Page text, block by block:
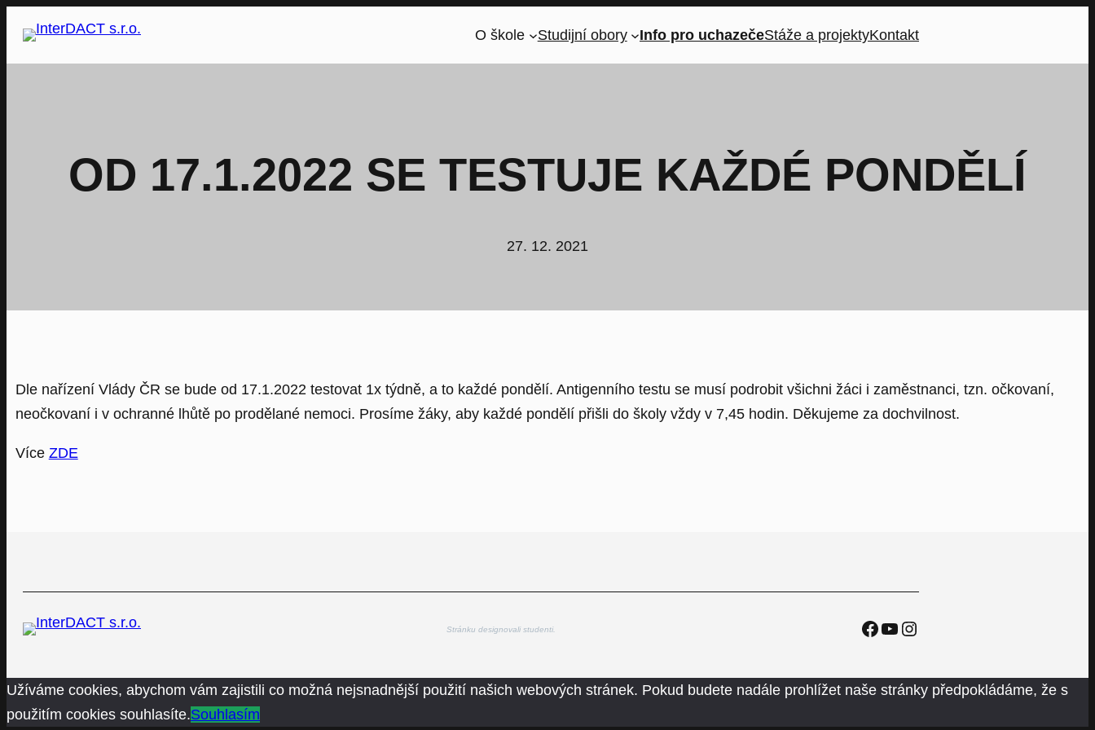
obsah
O škole Studijní obory Info pro uchazečeStáže a projektyKontakt
OD 17.1.2022 SE TESTUJE KAŽDÉ PONDĚLÍ
27. 12. 2021
Dle nařízení Vlády ČR se bude od 17.1.2022 testovat 1x týdně, a to každé pondělí. Antigenního testu se musí podrobit všichni žáci i zaměstnanci, tzn. očkovaní,
neočkovaní i v ochranné lhůtě po prodělané nemoci. Prosíme žáky, aby každé pondělí přišli do školy vždy v 7,45 hodin. Děkujeme za dochvilnost.
Více ZDE
Stránku designovali studenti. Facebook
YouTube
Instagram
Užíváme cookies, abychom vám zajistili co možná nejsnadnější použití našich webových stránek. Pokud budete nadále prohlížet naše stránky předpokládáme, že s
použitím cookies souhlasíte.Souhlasím